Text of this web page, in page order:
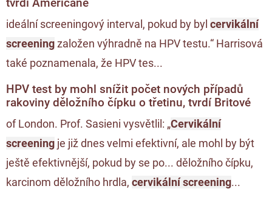
ideální screeningový interval, pokud by byl cervikální
screeningzaložen výhradně na HPV testu.“ Harrisová
také poznamenala, že HPV tes...
HPV test by mohl snížit počet nových případů
rakoviny děložního čípku o třetinu, tvrdí Britové
of London. Prof. Sasieni vysvětlil: „Cervikální
screening je již dnes velmi efektivní, ale mohl by být
ještě efektivnější, pokud by se po... děložního čípku,
karcinom děložního hrdla, cervikální screening...